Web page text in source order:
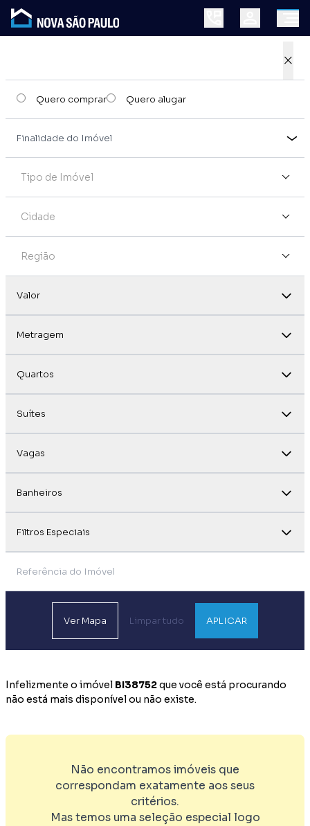
×
Quero comprar Quero alugar
Tipo de Imóvel
Cidade
Região
Valor
Metragem
Quartos
Suítes
Vagas
Banheiros
Filtros Especiais
Ver Mapa Limpar tudo APLICAR
Infelizmente o imóvel BI38752que você está procurando
não está mais disponível ou não existe.
Não encontramos imóveis que
correspondam exatamente aos seus
critérios.
Mas temos uma seleção especial logo